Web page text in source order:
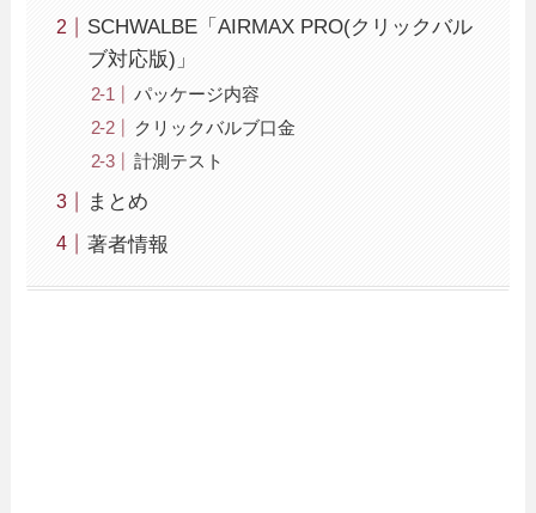
SCHWALBE「AIRMAX PRO(クリックバル
ブ対応版)」
パッケージ内容
クリックバルブ口金
計測テスト
まとめ
著者情報